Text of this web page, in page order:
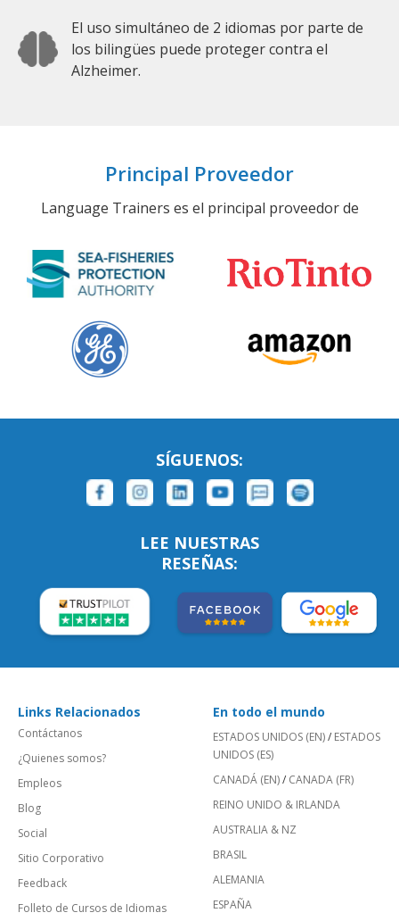
El uso simultáneo de 2 idiomas por parte de
los bilingües puede proteger contra el
Alzheimer.
Principal Proveedor
Language Trainers es el principal proveedor de
SÍGUENOS:
LEE NUESTRAS
RESEÑAS:
Links Relacionados
Contáctanos
¿Quienes somos?
Empleos
Blog
Social
Sitio Corporativo
Feedback
Folleto de Cursos de Idiomas
En todo el mundo
ESTADOS UNIDOS (EN)/ ESTADOS
UNIDOS (ES)
CANADÁ (EN)/ CANADA (FR)
REINO UNIDO & IRLANDA
AUSTRALIA & NZ
BRASIL
ALEMANIA
ESPAÑA